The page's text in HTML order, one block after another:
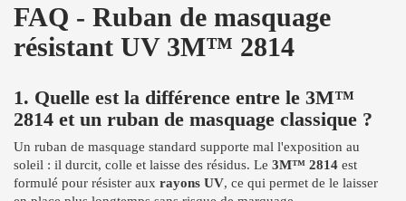
FAQ - Ruban de masquage
résistant UV 3M™ 2814
1. Quelle est la différence entre le 3M™
2814 et un ruban de masquage classique ?
Un ruban de masquage standard supporte mal l'exposition au
soleil : il durcit, colle et laisse des résidus. Le 3M™ 2814 est
formulé pour résister aux rayons UV, ce qui permet de le laisser